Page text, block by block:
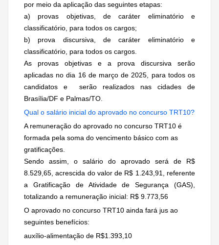
por meio da aplicação das seguintes etapas:
a) provas objetivas, de caráter eliminatório e
classificatório, para todos os cargos;
b) prova discursiva, de caráter eliminatório e
classificatório, para todos os cargos.
As provas objetivas e a prova discursiva serão
aplicadas no dia 16 de março de 2025, para todos os
candidatos e serão realizados nas cidades de
Brasília/DF e Palmas/TO.
Qual o salário inicial do aprovado no concurso TRT10?
A remuneração do aprovado no concurso TRT10 é
formada pela soma do vencimento básico com as
gratificações.
Sendo assim, o salário do aprovado será de R$
8.529,65, acrescida do valor de R$ 1.243,91, referente
a Gratificação de Atividade de Segurança (GAS),
totalizando a remuneração inicial: R$ 9.773,56
O aprovado no concurso TRT10 ainda fará jus ao
seguintes benefícios:
auxílio-alimentação de R$1.393,10